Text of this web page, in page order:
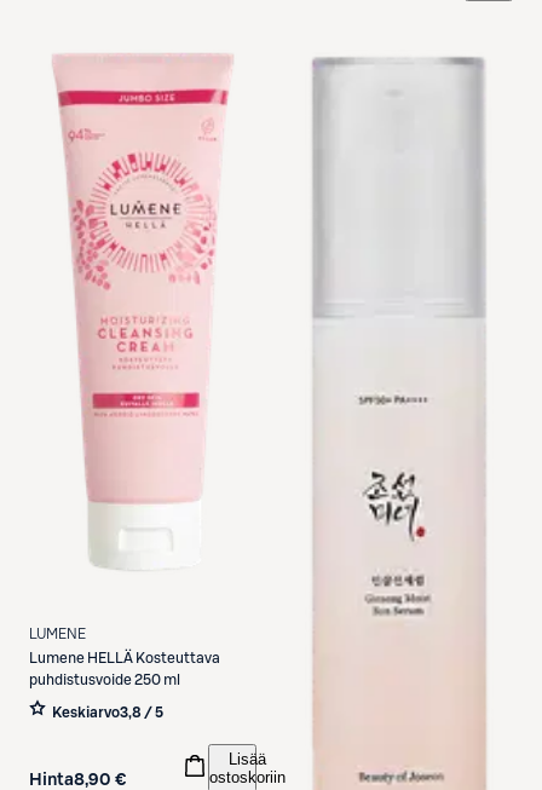
LUMENE
Lumene HELLÄ Kosteuttava
puhdistusvoide 250 ml
Keskiarvo3,8 / 5
Hinta8,90 €
Lisää
ostoskoriin